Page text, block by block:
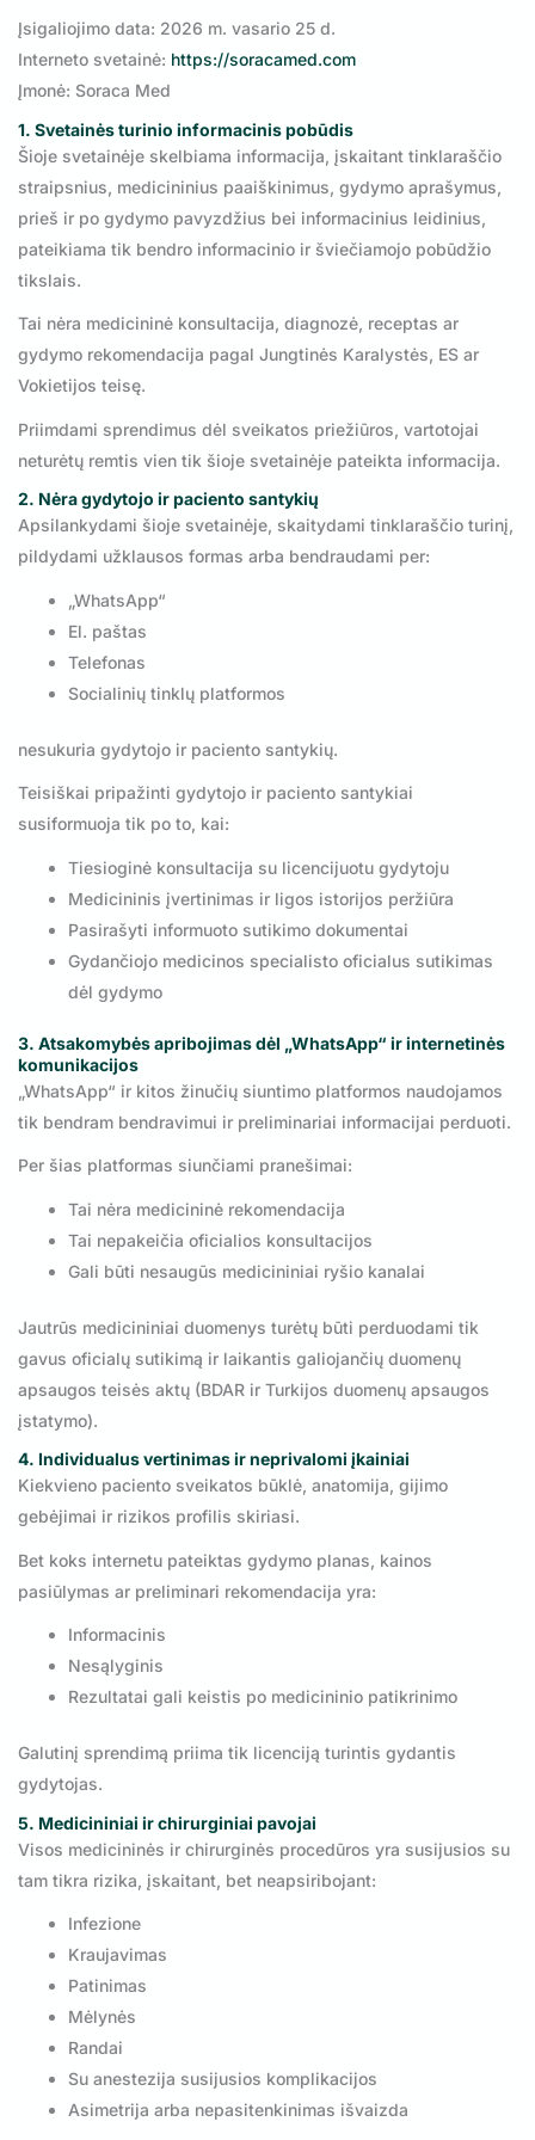
Įsigaliojimo data: 2026 m. vasario 25 d.
Interneto svetainė: https://soracamed.com
Įmonė: Soraca Med
1. Svetainės turinio informacinis pobūdis
Šioje svetainėje skelbiama informacija, įskaitant tinklaraščio
straipsnius, medicininius paaiškinimus, gydymo aprašymus,
prieš ir po gydymo pavyzdžius bei informacinius leidinius,
pateikiama tik bendro informacinio ir šviečiamojo pobūdžio
tikslais.
Tai nėra medicininė konsultacija, diagnozė, receptas ar
gydymo rekomendacija pagal Jungtinės Karalystės, ES ar
Vokietijos teisę.
Priimdami sprendimus dėl sveikatos priežiūros, vartotojai
neturėtų remtis vien tik šioje svetainėje pateikta informacija.
2. Nėra gydytojo ir paciento santykių
Apsilankydami šioje svetainėje, skaitydami tinklaraščio turinį,
pildydami užklausos formas arba bendraudami per:
„WhatsApp“
El. paštas
Telefonas
Socialinių tinklų platformos
nesukuria gydytojo ir paciento santykių.
Teisiškai pripažinti gydytojo ir paciento santykiai
susiformuoja tik po to, kai:
Tiesioginė konsultacija su licencijuotu gydytoju
Medicininis įvertinimas ir ligos istorijos peržiūra
Pasirašyti informuoto sutikimo dokumentai
Gydančiojo medicinos specialisto oficialus sutikimas
dėl gydymo
3. Atsakomybės apribojimas dėl „WhatsApp“ ir internetinės
komunikacijos
„WhatsApp“ ir kitos žinučių siuntimo platformos naudojamos
tik bendram bendravimui ir preliminariai informacijai perduoti.
Per šias platformas siunčiami pranešimai:
Tai nėra medicininė rekomendacija
Tai nepakeičia oficialios konsultacijos
Gali būti nesaugūs medicininiai ryšio kanalai
Jautrūs medicininiai duomenys turėtų būti perduodami tik
gavus oficialų sutikimą ir laikantis galiojančių duomenų
apsaugos teisės aktų (BDAR ir Turkijos duomenų apsaugos
įstatymo).
4. Individualus vertinimas ir neprivalomi įkainiai
Kiekvieno paciento sveikatos būklė, anatomija, gijimo
gebėjimai ir rizikos profilis skiriasi.
Bet koks internetu pateiktas gydymo planas, kainos
pasiūlymas ar preliminari rekomendacija yra:
Informacinis
Nesąlyginis
Rezultatai gali keistis po medicininio patikrinimo
Galutinį sprendimą priima tik licenciją turintis gydantis
gydytojas.
5. Medicininiai ir chirurginiai pavojai
Visos medicininės ir chirurginės procedūros yra susijusios su
tam tikra rizika, įskaitant, bet neapsiribojant:
Infezione
Kraujavimas
Patinimas
Mėlynės
Randai
Su anestezija susijusios komplikacijos
Asimetrija arba nepasitenkinimas išvaizda